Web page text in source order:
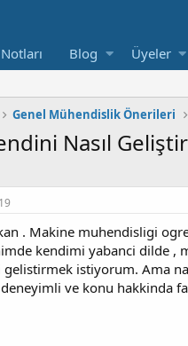
Blog Üyeler
Genel Mühendislik Önerileri
Nasıl
. Makine muhendisligi
kendimi yabanci dilde ,
gelistirmek istiyorum. Ama
ve konu hakkinda